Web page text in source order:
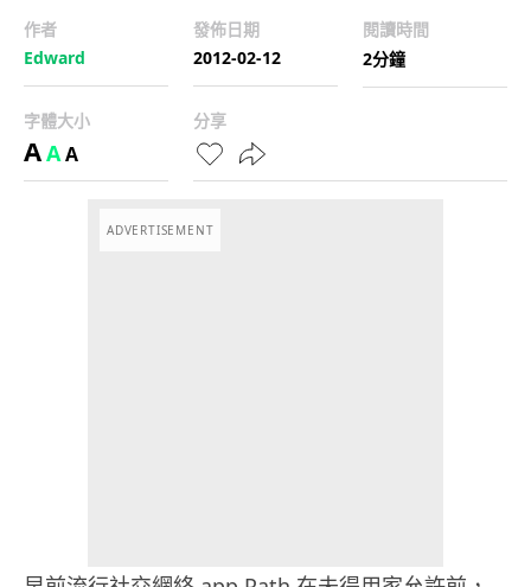
作者
Edward
發佈日期
2012-02-12
閱讀時間
2分鐘
字體大小
AAA
分享
ADVERTISEMENT